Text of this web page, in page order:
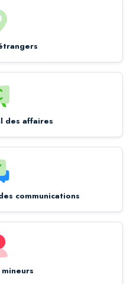
des affaires
communications